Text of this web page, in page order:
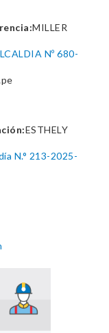
MILLER
Nº 680-
ESTHELY
N.° 213-2025-